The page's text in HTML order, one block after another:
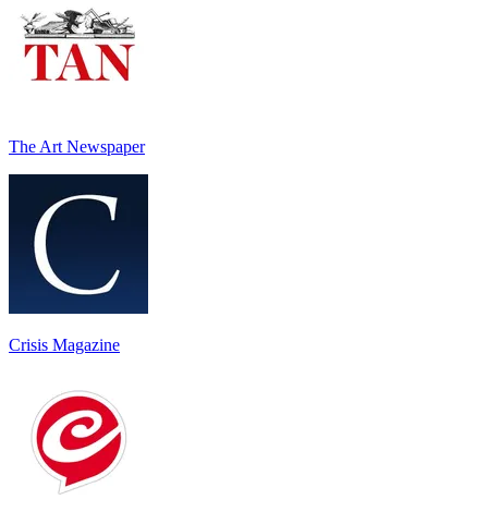
The Art Newspaper
Crisis Magazine